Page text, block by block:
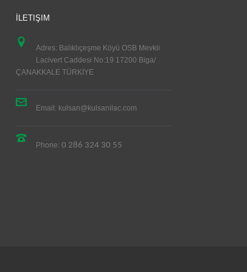
İLETIŞIM
Adres: Balıklıçeşme Köyü OSB Mevkii
Lacivert Caddesi No:19 17200 Biga/
ÇANAKKALE TÜRKİYE
Email: kulsan@kulsanilac.com
Phone:0 286 324 30 55